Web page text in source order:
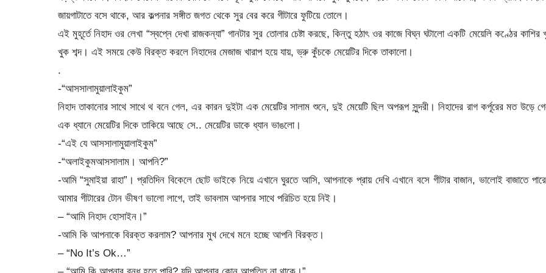
জায়গাটাতে বসে থাকে, আর কল্পনার সঙ্গীত জগত থেকে সুর বের করে গীটারে ফুটিয়ে তোলে।
এই মুহূর্তে নিহাদ ওর লেখা “স্বপ্নে দেখা রাজকন্যা” গানটার সুর তোলার চেষ্টা করছে, কিন্তু হঠাৎ ওর কাজে বিঘ্ন ঘটালো একটি মেয়েলি কণ্ঠের কাশির
খুক শব্দ। এই সময়ে কেউ বিরক্ত করলে নিহাদের মেজাজ খারাপ হয়ে যায়, ভ্রু কুঁচকে মেয়েটির দিকে তাকালো।
.
-“আসসালামুয়ালাইকুম”
নিহাদ তাকানোর সাথে সাথে থ বনে গেল, এর কারন দুইটা এক মেয়েটির সালাম শুনে, দুই মেয়েটি ছিল অপরূপ সুন্দরী। নিহাদের রাগ কর্পূরের মত উড়ে
এক ধ্যানে মেয়েটির দিকে তাকিয়ে আছে সে.. মেয়েটির ডাকে ধ্যান ভাঙলো।
-“এই যে আসসালামুয়ালাইকুম”
-“অলাইকুমআসসালাম। আপনি?”
-আমি “সুমাইয়া রাহা”। প্রতিদিন বিকেলে ছোট ভাইকে নিয়ে এখানে ঘুরতে আসি, আপনাকে প্রায় দেখি এখানে বসে গীটার বাজান, ভালোই বাজাতে
আমার গীটারের টোন ভীষণ ভালো লাগে, তাই ভাবলাম আপনার সাথে পরিচিত হয়ে নিই।
– “আমি নিহাদ হোসাইন।”
-আমি কি আপনাকে বিরক্ত করলাম? আপনার মুখ দেখে মনে হচ্ছে আপনি বিরক্ত।
– “No It’s Ok…”